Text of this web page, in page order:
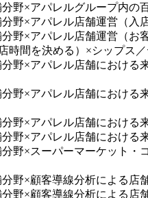
野×アパレルグループ内の
野×アパレル店舗運営（
野×アパレル店舗運営（
間を決める）×シップス
野×アパレル店舗におけ
野×アパレル店舗におけ
野×アパレル店舗におけ
野×アパレル店舗におけ
野×スーパーマーケット
野×顧客導線分析による店
野×顧客導線分析による